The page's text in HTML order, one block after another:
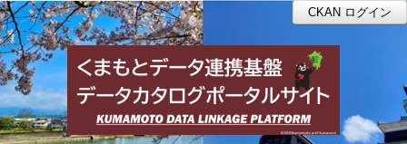
CKAN ログイン